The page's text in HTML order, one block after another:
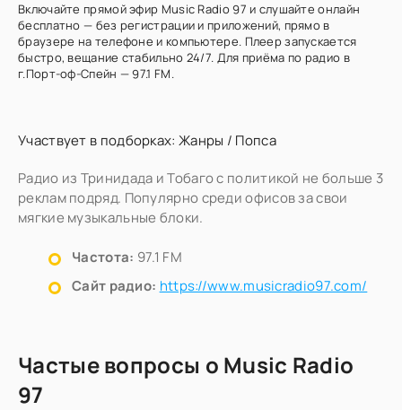
Включайте прямой эфир Music Radio 97 и слушайте онлайн
бесплатно — без регистрации и приложений, прямо в
браузере на телефоне и компьютере. Плеер запускается
быстро, вещание стабильно 24/7. Для приёма по радио в
г.Порт-оф-Спейн — 97.1 FM.
Участвует в подборках: Жанры / Попса
Радио из Тринидада и Тобаго с политикой не больше 3
реклам подряд. Популярно среди офисов за свои
мягкие музыкальные блоки.
Частота: 97.1 FM
Сайт радио: https://www.musicradio97.com/
Частые вопросы о Music Radio
97